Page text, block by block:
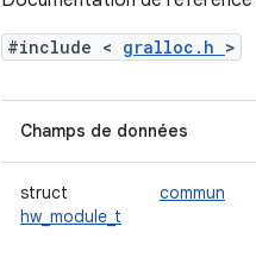
#include < gralloc.h >
Champs de données
struct
hw_module_t
commun